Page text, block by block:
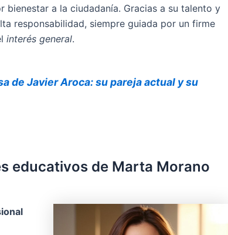
a la ciudadanía. Gracias a su talento y
responsabilidad, siempre guiada por un firme
interés general.
de Javier Aroca: su pareja actual y su
educativos de Marta Morano